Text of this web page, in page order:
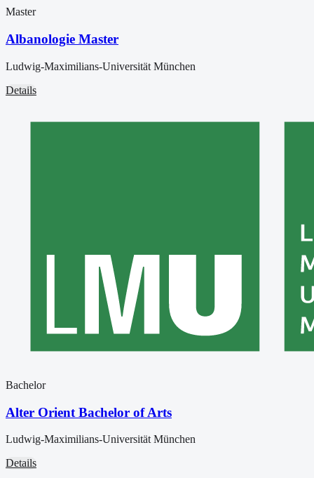
Master
Albanologie Master
Ludwig-Maximilians-Universität München
Details
Bachelor
Alter Orient Bachelor of Arts
Ludwig-Maximilians-Universität München
Details